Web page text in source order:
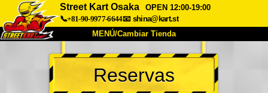
Street Kart Osaka
OPEN 12:00-19:00
📞+81-90-9977-6644📧 shina@kart.st
MENÚ/Cambiar Tienda
INICIO
Acerca de Especificaciones Precios
Reservas